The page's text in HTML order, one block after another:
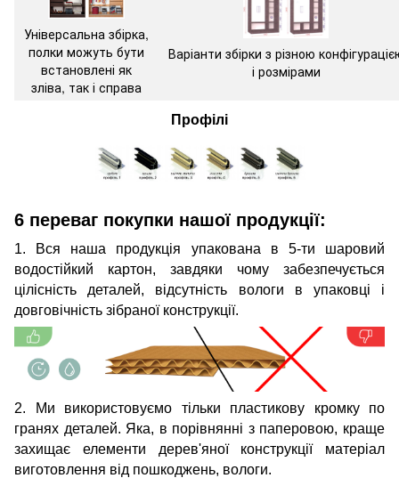
Універсальна збірка,
полки можуть бути
встановлені як
зліва, так і справа
Варіанти збірки з різною
і розмірами
Профілі
6 переваг покупки нашої продукції:
1. Вся наша продукція упакована в 5-ти шаровий
водостійкий картон, завдяки чому забезпечується
цілісність деталей, відсутність вологи в упаковці і
довговічність зібраної конструкції.
2. Ми використовуємо тільки пластикову кромку по
гранях деталей. Яка, в порівнянні з паперовою, краще
захищає елементи дерев'яної конструкції матеріал
виготовлення від пошкоджень, вологи.